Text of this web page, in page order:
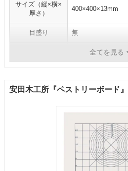
サイズ（縦×横×
厚さ）
400×400×13mm
目盛り 無
全てを見る
安田木工所『ペストリーボード』